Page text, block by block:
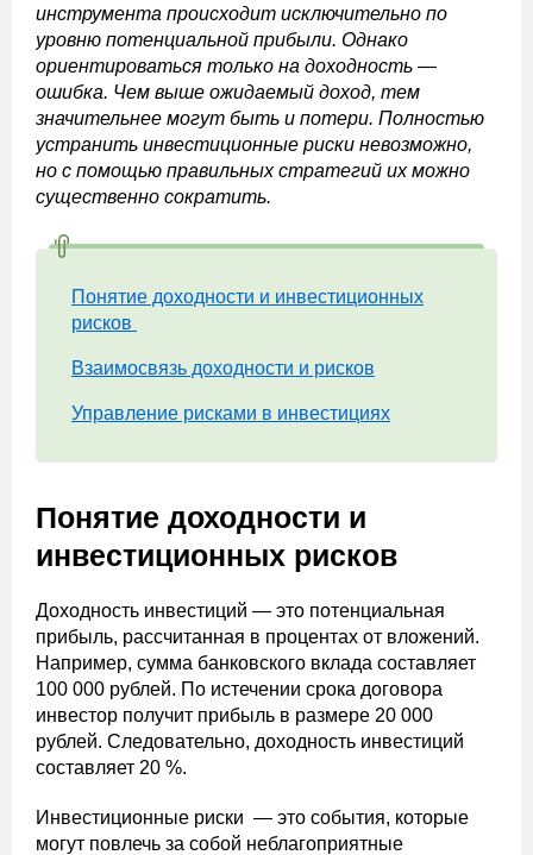
инструмента происходит исключительно по
уровню потенциальной прибыли. Однако
ориентироваться только на доходность —
ошибка. Чем выше ожидаемый доход, тем
значительнее могут быть и потери. Полностью
устранить инвестиционные риски невозможно,
но с помощью правильных стратегий их можно
существенно сократить.
Понятие доходности и инвестиционных
рисков
Взаимосвязь доходности и рисков
Управление рисками в инвестициях
Понятие доходности и
инвестиционных рисков
Доходность инвестиций — это потенциальная
прибыль, рассчитанная в процентах от вложений.
Например, сумма банковского вклада составляет
100 000 рублей. По истечении срока договора
инвестор получит прибыль в размере 20 000
рублей. Следовательно, доходность инвестиций
составляет 20 %.
Инвестиционные риски — это события, которые
могут повлечь за собой неблагоприятные